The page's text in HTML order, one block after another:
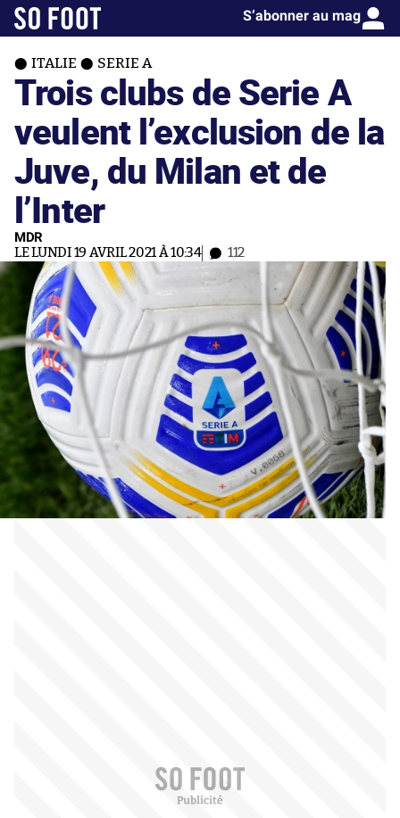
S’abonner au mag
ITALIE SERIE A
Trois clubs de Serie A
veulent l’exclusion de la
Juve, du Milan et de
l’Inter
MDR
LE LUNDI 19 AVRIL 2021 À 10:34 112